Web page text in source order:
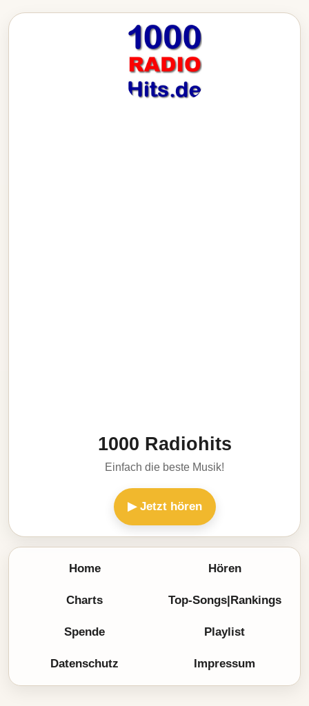
1000 Radiohits
Einfach die beste Musik!
▶ Jetzt hören
Home Hören
Charts Top-Songs|Rankings
Spende Playlist
Datenschutz Impressum